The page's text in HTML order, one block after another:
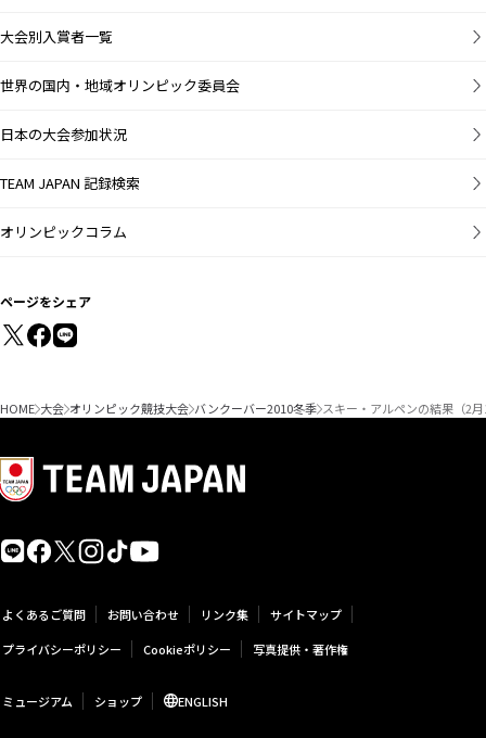
大会別入賞者一覧
世界の国内・地域オリンピック委員会
日本の大会参加状況
TEAM JAPAN 記録検索
オリンピックコラム
ページをシェア
HOME 大会 オリンピック競技大会 バンクーバー2010冬季 スキー・アルペンの結果（2
よくあるご質問 お問い合わせ リンク集
サイトマップ
プライバシーポリシー
Cookieポリシー 写真提供・著作権
ミュージアム ショップ ENGLISH